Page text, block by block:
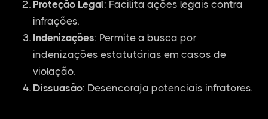
Proteção Legal: Facilita ações legais contra
infrações.
Indenizações: Permite a busca por
indenizações estatutárias em casos de
violação.
Dissuasão: Desencoraja potenciais infratores.